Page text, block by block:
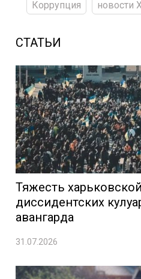
Коррупция новости
СТАТЬИ
Тяжесть
диссидентских
авангарда
31.07.2026